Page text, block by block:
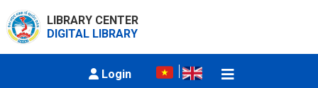
LIBRARY CENTER
DIGITAL LIBRARY
Login